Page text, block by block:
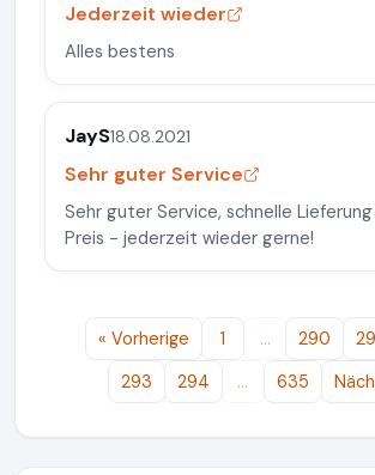
Jederzeit wieder
Alles bestens
JayS18.08.2021
Sehr guter Service
Sehr guter Service, schnelle
Preis - jederzeit wieder gerne!
« Vorherige 1 … 290
293
294 … 635